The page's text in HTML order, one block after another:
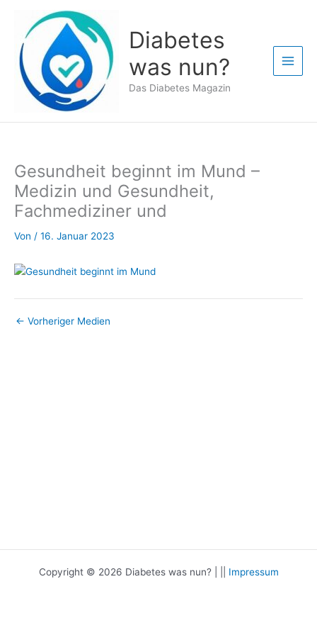
springen
Diabetes
was nun?
Das Diabetes Magazin
Gesundheit beginnt im Mund –
Medizin und Gesundheit,
Fachmediziner und
Von / 16. Januar 2023
← Vorheriger Medien
Copyright © 2026 Diabetes was nun? | || Impressum